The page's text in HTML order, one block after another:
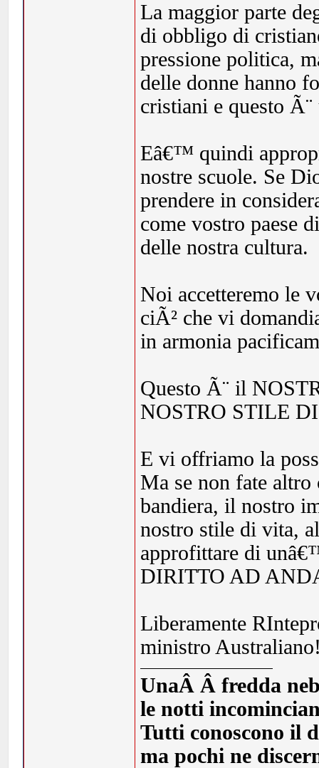
La maggior parte
di obbligo di
pressione politica,
delle donne hanno
cristiani e questo
Eâ€™ quindi
nostre scuole. Se
prendere in
come vostro paese
delle nostra cultura.
Noi accetteremo le
ciÃ² che vi
in armonia
Questo Ã¨ il
NOSTRO STILE
E vi offriamo la
Ma se non fate altro
bandiera, il nostro
nostro stile di vita,
approfittare di
DIRITTO AD
Liberamente
ministro
UnaÂ Â fredda
le notti
Tutti conoscono il
ma pochi ne